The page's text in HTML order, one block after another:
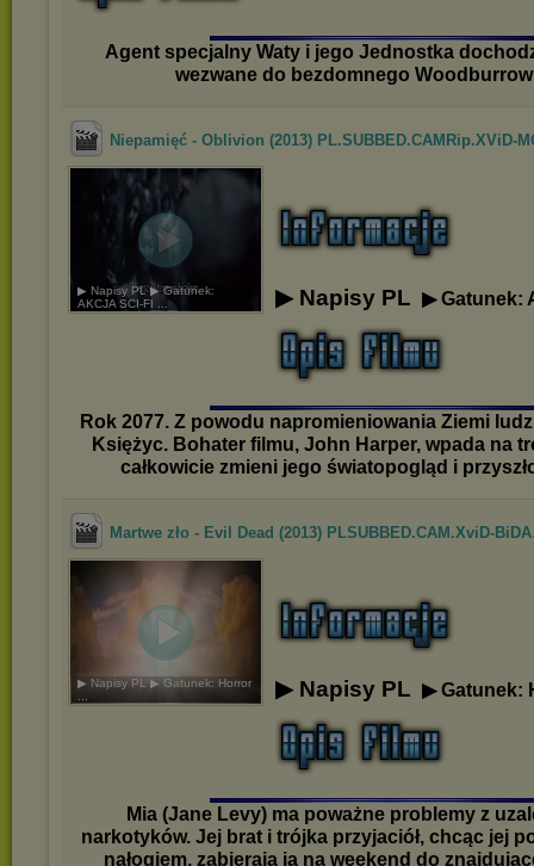
Agent specjalny Waty i jego Jednostka
wezwane do bezdomnego
Niepamięć - Oblivion (2013) PL.SUBBED.CAMRip.XViD-
▶ Napisy PL ▶ Gatunek:
AKCJA SCI-FI ...
▶ Napisy PL ▶ Gatunek:
Rok 2077. Z powodu napromieniowania Ziemi
Księżyc. Bohater filmu, John Harper, wpada na
całkowicie zmieni jego światopogląd i
Martwe zło - Evil Dead (2013) PLSUBBED.CAM.XviD-BiDA
▶ Napisy PL ▶ Gatunek: Horror
▶ Napisy PL ▶ Gatunek:
Mia (Jane Levy) ma poważne problemy z
narkotyków. Jej brat i trójka przyjaciół, chcąc jej
nałogiem, zabierają ją na weekend do